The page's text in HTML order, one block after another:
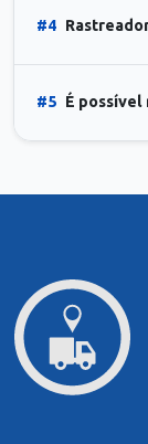
#4
#5 É